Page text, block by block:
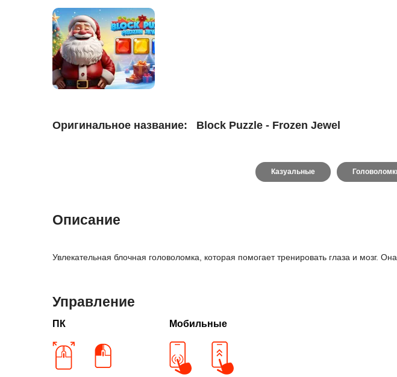
Оригинальное название: Block Puzzle - Frozen Jewel
Казуальные
Описание
Увлекательная блочная головоломка, которая помогает тренировать глаза и мозг.
Управление
ПК Мобильные